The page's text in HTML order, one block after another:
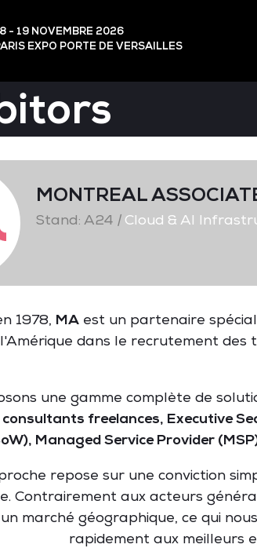
- 19 NOVEMBRE 2026
EXPO PORTE DE VERSAILLES
MONTREAL
Stand: A24 |Cloud & AI
1978, MA est un partenaire
dans le recrutement
une gamme complète de
freelances, Executive
Managed Service Provider
repose sur une conviction
Contrairement aux acteurs
marché géographique, ce qui
rapidement aux meilleurs